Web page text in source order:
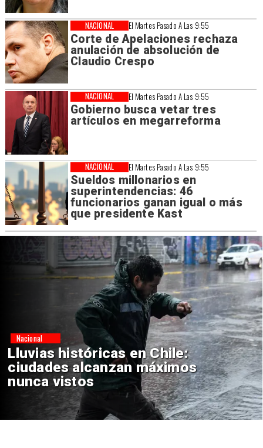
El Martes Pasado A Las 9:55
Corte de Apelaciones rechaza
anulación de absolución de
Claudio Crespo
NACIONAL
El Martes Pasado A Las 9:55
Gobierno busca vetar tres
artículos en megarreforma
NACIONAL
El Martes Pasado A Las 9:55
Sueldos millonarios en
superintendencias: 46
funcionarios ganan igual o más
que presidente Kast
NACIONAL
Lluvias históricas en Chile:
ciudades alcanzan máximos
nunca vistos
Nacional